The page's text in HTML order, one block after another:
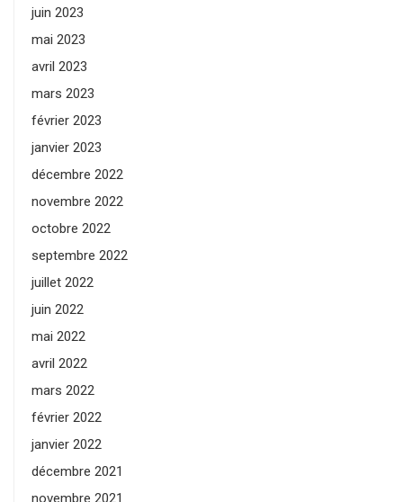
juin 2023
mai 2023
avril 2023
mars 2023
février 2023
janvier 2023
décembre 2022
novembre 2022
octobre 2022
septembre 2022
juillet 2022
juin 2022
mai 2022
avril 2022
mars 2022
février 2022
janvier 2022
décembre 2021
novembre 2021